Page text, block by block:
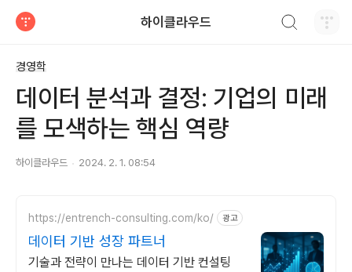
하이클라우드
경영학
데이터 분석과 결정: 기업의 미래
를 모색하는 핵심 역량
하이클라우드 2024. 2. 1. 08:54
https://entrench-consulting.com/ko/ 광고
데이터 기반 성장 파트너
기술과 전략이 만나는 데이터 기반 컨설팅